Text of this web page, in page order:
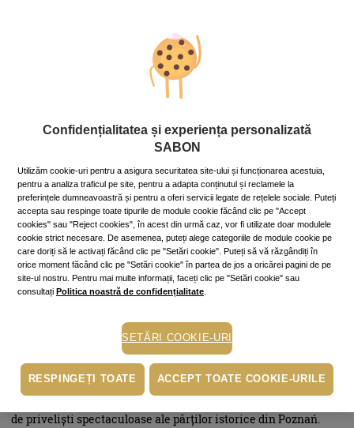
De Crăciun, unii dintre vor să zboare în țări mai calde, ca
păsările călătoare, iar alții adoră să se bucure de iarnă și de
zăpadă în toată splendoarea ei. Iată câteva târguri de Crăciun
Primele piețe de Crăciun au apărut în Germania, în Evul
datează din 1434. Tradiția a fost preluată de mai multe orașe de
pe continentul european care devin destinații devacanță
perioada sărbătorilor de iarnă.
Unele orașe sunt extrem de populare iarna și atrag milioane de
turiști dornici să se bucure de mâncare, luminițe, zăpadă și
plimbări cu sania. Există însă și destinații desprinse din
povești, dar nu atât de aglomerate de Crăciun precum marile
metropole.
Piața de Crăciun din Poznan, Polonia
Este una dintre cele mai îndrăgite din Polonia, precum și una
dintre cele mai frumoase din Europa. Aranjamentele originale
vor fi amplasate pe Old Market Square and Plac Wolności (Piața
de priveliști spectaculoase ale părților istorice din Poznań.
Confidențialitatea și experiența personalizată
SABON
Utilizăm cookie-uri pentru a asigura securitatea site-ului și funcționarea acestuia,
pentru a analiza traficul pe site, pentru a adapta conținutul și reclamele la
preferințele dumneavoastră și pentru a oferi servicii legate de rețelele sociale. Puteți
accepta sau respinge toate tipurile de module cookie făcând clic pe "Accept
cookies" sau "Reject cookies", în acest din urmă caz, vor fi utilizate doar modulele
cookie strict necesare. De asemenea, puteți alege categoriile de module cookie pe
care doriți să le activați făcând clic pe "Setări cookie". Puteți să vă răzgândiți în
orice moment făcând clic pe "Setări cookie" în partea de jos a oricărei pagini de pe
site-ul nostru. Pentru mai multe informații, faceți clic pe "Setări cookie" sau
consultați Politica noastră de confidențialitate
SETĂRI COOKIE-URI
RESPINGEȚI TOATE ACCEPT TOATE COOKIE-URILE